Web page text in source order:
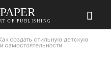
OF PUBLISHING
создать стильную детскую
самостоятельности